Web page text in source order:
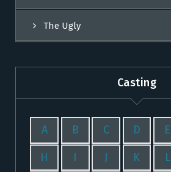
The Ugly
Casting
A B C D E
H I J K L